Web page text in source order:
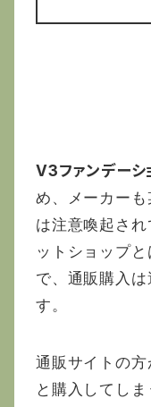
V3ファンデー
め、メーカー
は注意喚起さ
ットショップ
で、通販購入
す。
通販サイトの方
と購入してし